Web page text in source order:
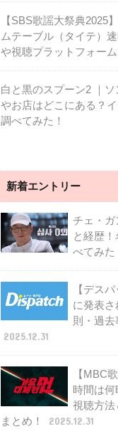
【SBS歌謡大祭典2025
ムテーブル（タイテ）
や視聴プラットフォーム
白と黒のスプーン2 ｜
やお店はどこにある？
調べてみた！
新着エントリー
チェ・ガ
と経歴
べてみた
【デス
に発表
則・過去
2025.12.31
【MBC
時間は
視聴方法
まとめ！
2025.12.31